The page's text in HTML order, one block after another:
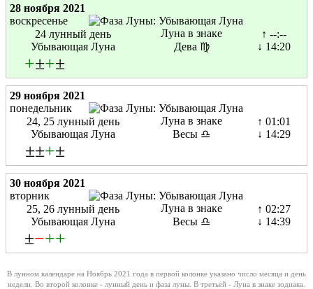
28 ноября 2021
воскресенье
24 лунный день
Убывающая Луна
Луна в знаке
Дева ♍
↑ --:--
↓ 14:20
+±+±
29 ноября 2021
понедельник
24, 25 лунный день
Убывающая Луна
Луна в знаке
Весы ♎
↑ 01:01
↓ 14:29
±±+±
30 ноября 2021
вторник
25, 26 лунный день
Убывающая Луна
Луна в знаке
Весы ♎
↑ 02:27
↓ 14:39
±−++
В лунном календаре на Ноябрь 2021 года в первой колонке указано число месяца и день
недели. Во второй колонке - лунный день и фаза луны. В третьей - Луна в знаке зодиака.